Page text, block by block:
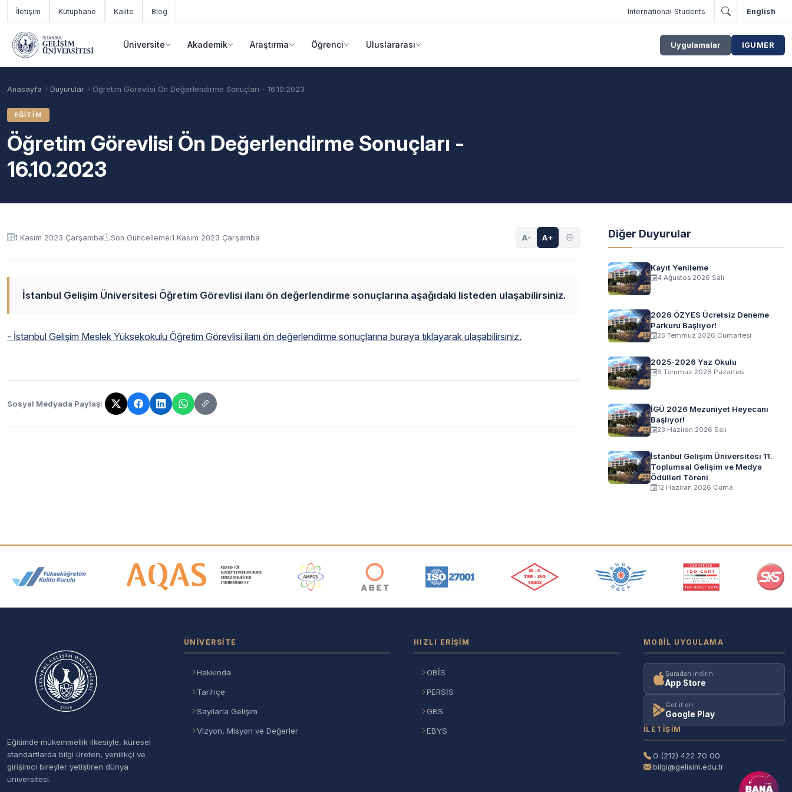
Ana içeriğe geç
İletişim Kütüphane Kalite Blog International Students English
Üniversite Akademik Araştırma Öğrenci Uluslararası Uygulamalar IGUMER
Anasayfa Duyurular Öğretim Görevlisi Ön Değerlendirme Sonuçları - 16.10.2023
EĞITIM
Öğretim Görevlisi Ön Değerlendirme Sonuçları -
16.10.2023
Duyuru içeriği
1 Kasım 2023 Çarşamba Son Güncelleme:1 Kasım 2023 Çarşamba A- A+
İstanbul Gelişim Üniversitesi Öğretim Görevlisi ilanı ön değerlendirme sonuçlarına aşağıdaki listeden ulaşabilirsiniz.
- İstanbul Gelişim Meslek Yüksekokulu Öğretim Görevlisi ilanı ön değerlendirme sonuçlarına buraya tıklayarak ulaşabilirsiniz.
Sosyal Medyada Paylaş:
Bağlantı kopyalandı!
Diğer Duyurular
Kayıt Yenileme
4 Ağustos 2026 Salı
2026 ÖZYES Ücretsiz Deneme
Parkuru Başlıyor!
25 Temmuz 2026 Cumartesi
2025-2026 Yaz Okulu
6 Temmuz 2026 Pazartesi
İGÜ 2026 Mezuniyet Heyecanı
Başlıyor!
23 Haziran 2026 Salı
İstanbul Gelişim Üniversitesi 11.
Toplumsal Gelişim ve Medya
Ödülleri Töreni
12 Haziran 2026 Cuma
Akreditasyon ve Üyelik Logoları
Eğitimde mükemmellik ilkesiyle, küresel
standartlarda bilgi üreten, yenilikçi ve
girişimci bireyler yetiştiren dünya
üniversitesi.
ÜNIVERSITE
Hakkında
Tarihçe
Sayılarla Gelişim
Vizyon, Misyon ve Değerler
HIZLI ERIŞIM
OBİS
PERSİS
GBS
EBYS
MOBIL UYGULAMA
Şuradan indirin
App Store
Get it on
Google Play
İLETIŞIM
0 (212) 422 70 00
bilgi@gelisim.edu.tr